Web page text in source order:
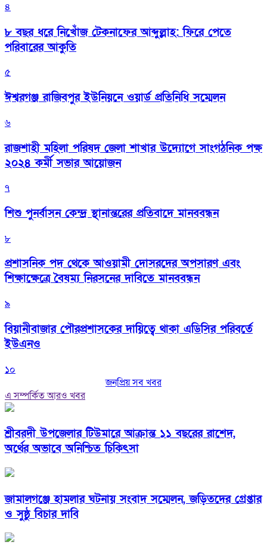
৪
৮ বছর ধরে নিখোঁজ টেকনাফের আব্দুল্লাহ: ফিরে পেতে
পরিবারের আকুতি
৫
ঈশ্বরগঞ্জ রাজিবপুর ইউনিয়নে ওয়ার্ড প্রতিনিধি সম্মেলন
৬
রাজশাহী মহিলা পরিষদ জেলা শাখার উদ্যোগে সাংগঠনিক পক্ষ
২০২৪ কর্মী সভার আয়োজন
৭
শিশু পুনর্বাসন কেন্দ্র স্থানান্তরের প্রতিবাদে মানববন্ধন
৮
প্রশাসনিক পদ থেকে আওয়ামী দোসরদের অপসারণ এবং
শিক্ষাক্ষেত্রে বৈষম্য নিরসনের দাবিতে মানববন্ধন
৯
বিয়ানীবাজার পৌরপ্রশাসকের দায়িত্বে থাকা এডিসির পরিবর্তে
ইউএনও
১০
জনপ্রিয় সব খবর
এ সম্পর্কিত আরও খবর
শ্রীবরদী উপজেলার টিউমারে আক্রান্ত ১১ বছরের রাশেদ,
অর্থের অভাবে অনিশ্চিত চিকিৎসা
জামালগঞ্জে হামলার ঘটনায় সংবাদ সম্মেলন, জড়িতদের গ্রেপ্তার
ও সুষ্ঠু বিচার দাবি